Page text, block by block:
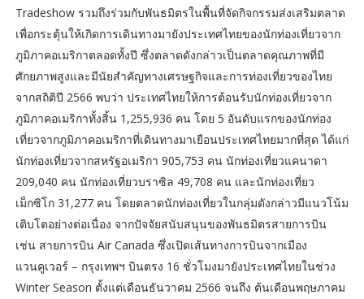
Tradeshow รวมถึงร่วมกับพันธมิตรในพื้นที่จัดกิจกรรมส่งเสริมตลาด
เพื่อกระตุ้นให้เกิดการเดินทางมายังประเทศไทยของนักท่องเที่ยวจาก
ภูมิภาคอเมริกาตลอดทั้งปี ซึ่งตลาดดังกล่าวเป็นตลาดคุณภาพที่มี
ศักยภาพสูงและมีนัยสำคัญทางเศรษฐกิจและการท่องเที่ยวของไทย
จากสถิติปี 2566 พบว่า ประเทศไทยให้การต้อนรับนักท่องเที่ยวจาก
ภูมิภาคอเมริกาทั้งสิ้น 1,255,936 คน โดย 5 อันดับแรกของนักท่อง
เที่ยวจากภูมิภาคอเมริกาที่เดินทางมาเยือนประเทศไทยมากที่สุด ได้แก่
นักท่องเที่ยวจากสหรัฐอเมริกา 905,753 คน นักท่องเที่ยวแคนาดา
209,040 คน นักท่องเที่ยวบราซิล 49,708 คน และนักท่องเที่ยว
เม็กซิโก 31,277 คน โดยตลาดนักท่องเที่ยวในกลุ่มดังกล่าวมีแนวโน้ม
เติบโตอย่างต่อเนื่อง จากปัจจัยสนับสนุนของพันธมิตรสายการบิน
เช่น สายการบิน Air Canada ซึ่งเปิดเส้นทางการบินจากเมือง
แวนคูเวอร์ – กรุงเทพฯ บินตรง 16 ชั่วโมงมายังประเทศไทยในช่วง
Winter Season ตั้งแต่เดือนธันวาคม 2566 จนถึง ต้นเดือนพฤษภาคม